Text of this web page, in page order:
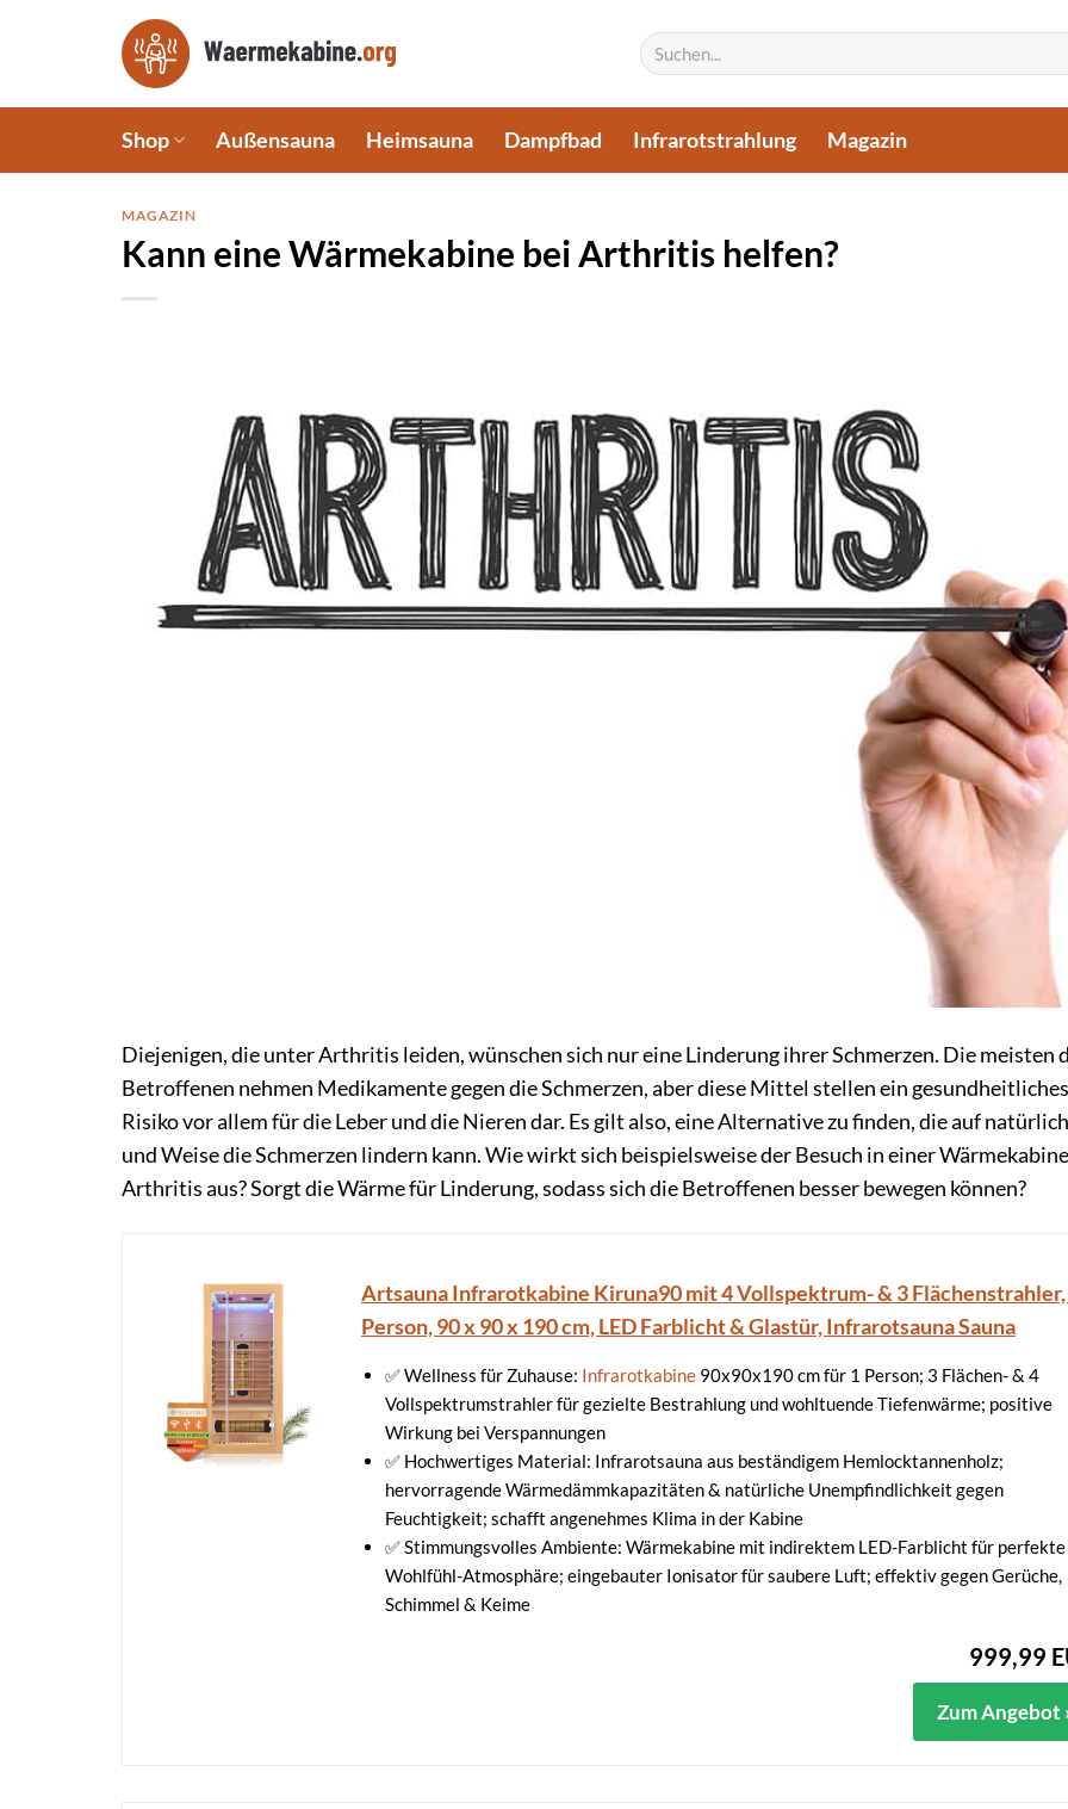
Suchen
nach:
Shop Außensauna Heimsauna Dampfbad Infrarotstrahlung Magazin
MAGAZIN
Kann eine Wärmekabine bei Arthritis helfen?
Diejenigen, die unter Arthritis leiden, wünschen sich nur eine Linderung ihrer Schmerzen. Die meisten
Betroffenen nehmen Medikamente gegen die Schmerzen, aber diese Mittel stellen ein gesundheitliches
Risiko vor allem für die Leber und die Nieren dar. Es gilt also, eine Alternative zu finden, die auf
und Weise die Schmerzen lindern kann. Wie wirkt sich beispielsweise der Besuch in einer
Arthritis aus? Sorgt die Wärme für Linderung, sodass sich die Betroffenen besser bewegen können?
Artsauna Infrarotkabine Kiruna90 mit 4 Vollspektrum- & 3 Flächenstrahler,
Person, 90 x 90 x 190 cm, LED Farblicht & Glastür, Infrarotsauna Sauna
✅ Wellness für Zuhause: Infrarotkabine 90x90x190 cm für 1 Person; 3 Flächen- & 4
Vollspektrumstrahler für gezielte Bestrahlung und wohltuende Tiefenwärme; positive
Wirkung bei Verspannungen
✅ Hochwertiges Material: Infrarotsauna aus beständigem Hemlocktannenholz;
hervorragende Wärmedämmkapazitäten & natürliche Unempfindlichkeit gegen
Feuchtigkeit; schafft angenehmes Klima in der Kabine
✅ Stimmungsvolles Ambiente: Wärmekabine mit indirektem LED-Farblicht für perfekte
Wohlfühl-Atmosphäre; eingebauter Ionisator für saubere Luft; effektiv gegen Gerüche,
Schimmel & Keime
999,99
Zum Angebot